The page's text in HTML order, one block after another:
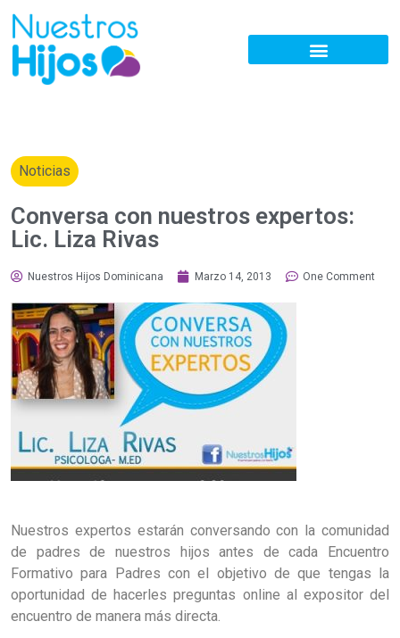
Noticias
Conversa con nuestros expertos:
Lic. Liza Rivas
Nuestros Hijos Dominicana Marzo 14, 2013 One Comment
Nuestros expertos estarán conversando con la comunidad
de padres de nuestros hijos antes de cada Encuentro
Formativo para Padres con el objetivo de que tengas la
oportunidad de hacerles preguntas online al expositor del
encuentro de manera más directa.